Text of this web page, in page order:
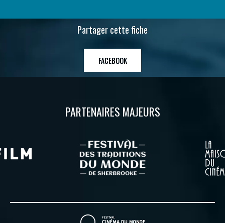
Partager cette fiche
FACEBOOK
PARTENAIRES MAJEURS